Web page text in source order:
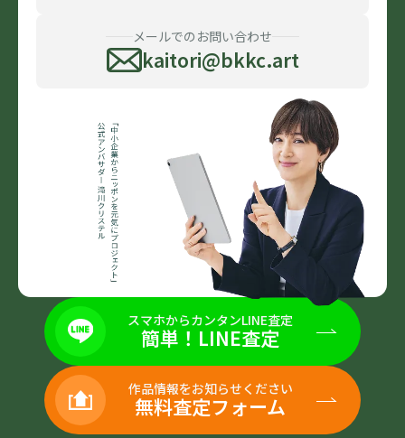
メールでのお問い合わせ
kaitori@bkkc.art
スマホからカンタンLINE査定
簡単！LINE査定
作品情報をお知らせください
無料査定フォーム